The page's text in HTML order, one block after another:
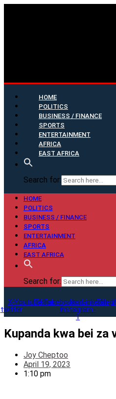
HOME
POLITICS
BUSINESS / FINANCE
SPORTS
ENTERTAINMENT
AFRICA
EAST AFRICA
Search for:
HOME
POLITICS
BUSINESS / FINANCE
SPORTS
ENTERTAINMENT
AFRICA
EAST AFRICA
Search for:
X-
twitter
YoutubeTiktokFacebook-
f
Icon-
instagram-
1
Linkedin
Kupanda kwa bei
Joy Cheptoo
April 19, 2023
1:10 pm